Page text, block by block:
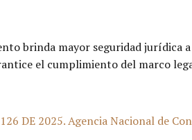
brinda mayor seguridad jurídica
el cumplimiento del marco
DE 2025. Agencia Nacional de